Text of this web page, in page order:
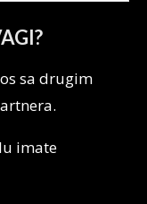
sa drugim
imate